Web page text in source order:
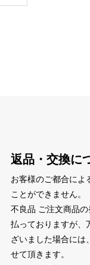
返品・交換に
お客様のご都合によ
ことができません。
不良品 ご注文商品
払っておりますが、
ざいました場合には
せて頂きます。